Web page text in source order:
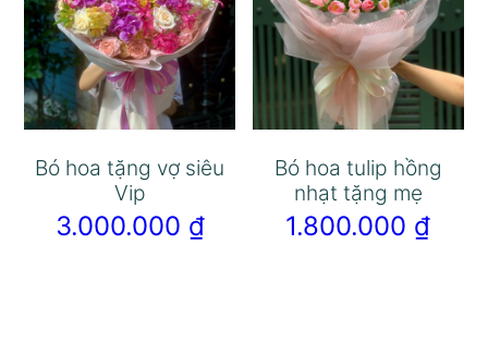
Bó hoa tặng vợ siêu
Vip
3.000.000 ₫
Bó hoa tulip hồng
nhạt tặng mẹ
1.800.000 ₫